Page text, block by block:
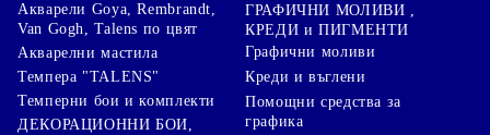
Акварели Goya, Rembrandt,
Van Gogh, Talens по цвят
Акварелни мастила
Темпера "TALENS"
Темперни бои и комплекти
ДЕКОРАЦИОННИ БОИ,
ГРАФИЧНИ МОЛИВИ ,
КРЕДИ и ПИГМЕНТИ
Графични моливи
Креди и въглени
Помощни средства за
графика